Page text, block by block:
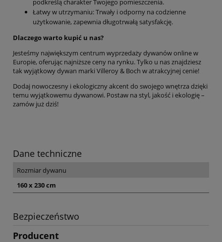
podkreślą charakter Twojego pomieszczenia.
Łatwy w utrzymaniu: Trwały i odporny na codzienne
użytkowanie, zapewnia długotrwałą satysfakcję.
Dlaczego warto kupić u nas?
Jesteśmy największym centrum wyprzedaży dywanów online w
Europie, oferując najniższe ceny na rynku. Tylko u nas znajdziesz
tak wyjątkowy dywan marki Villeroy & Boch w atrakcyjnej cenie!
Dodaj nowoczesny i ekologiczny akcent do swojego wnętrza dzięki
temu wyjątkowemu dywanowi. Postaw na styl, jakość i ekologię –
zamów już dziś!
Dane techniczne
Rozmiar dywanu
160 x 230 cm
Bezpieczeństwo
Producent